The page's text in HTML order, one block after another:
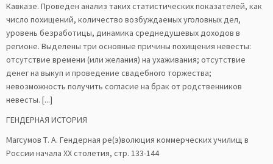
Кавказе. Проведен анализ таких статистических показателей, как
число похищений, количество возбуждаемых уголовных дел,
уровень безработицы, динамика среднедушевых доходов в
регионе. Выделены три основные причины похищения невесты:
отсутствие времени (или желания) на ухаживания; отсутствие
денег на выкуп и проведение свадебного торжества;
невозможность получить согласие на брак от родственников
невесты. [...]
ГЕНДЕРНАЯ ИСТОРИЯ
Магсумов Т. А. Гендерная ре(э)волюция коммерческих училищ в
России начала XX столетия, стр. 133-144